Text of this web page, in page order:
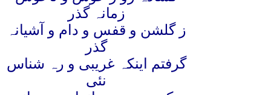
زمانہ گذر
ز گلشن و قفس و دام و آشیانہ
گذر
گرفتم اینکہ غریبی و رہ شناس
نئی